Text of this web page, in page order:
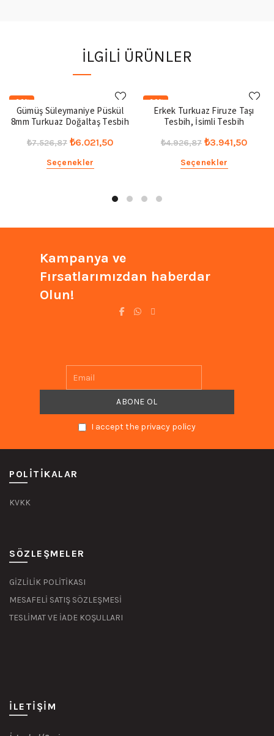
İLGILI ÜRÜNLER
-20%
Gümüş Süleymaniye Püskül
8mm Turkuaz Doğaltaş Tesbih
₺7.526,87 Orijinal
fiyat:
₺7.526,87.
₺6.021,50Şu
Seçenekler
-20%
Erkek Turkuaz Firuze Taşı
Tesbih, İsimli Tesbih
₺4.926,87 Orijinal
fiyat:
₺4.926,87.
₺3.941,50Şu
Seçenekler
Kampanya ve
Fırsatlarımızdan haberdar
Olun!
I accept the privacy policy
POLITIKALAR
KVKK
SÖZLEŞMELER
GİZLİLİK POLİTİKASI
MESAFELİ SATIŞ SÖZLEŞMESİ
TESLİMAT VE İADE KOŞULLARI
İLETIŞIM